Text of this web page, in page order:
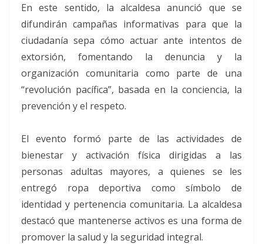
En este sentido, la alcaldesa anunció que se
difundirán campañas informativas para que la
ciudadanía sepa cómo actuar ante intentos de
extorsión, fomentando la denuncia y la
organización comunitaria como parte de una
“revolución pacífica”, basada en la conciencia, la
prevención y el respeto.
El evento formó parte de las actividades de
bienestar y activación física dirigidas a las
personas adultas mayores, a quienes se les
entregó ropa deportiva como símbolo de
identidad y pertenencia comunitaria. La alcaldesa
destacó que mantenerse activos es una forma de
promover la salud y la seguridad integral.